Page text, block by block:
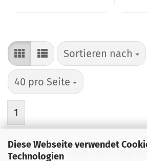
Diese Webseite verwendet
Technologien
Sortieren nach
Sortieren nach
40 pro Seite
pro Seite
1
1bis6(von